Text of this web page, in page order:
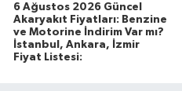
6 Ağustos 2026 Güncel
Akaryakıt Fiyatları: Benzine
ve Motorine İndirim Var mı?
İstanbul, Ankara, İzmir
Fiyat Listesi: